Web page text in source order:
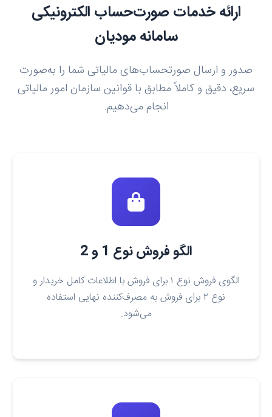
ارائه خدمات صورت‌حساب الکترونیکی
سامانه مودیان
صدور و ارسال صورتحساب‌های مالیاتی شما را به‌صورت
سریع، دقیق و کاملاً مطابق با قوانین سازمان امور مالیاتی
انجام می‌دهیم.
الگو فروش نوع 1 و 2
الگوی فروش نوع ۱ برای فروش با اطلاعات کامل خریدار و
نوع ۲ برای فروش به مصرف‌کننده نهایی استفاده
می‌شود.